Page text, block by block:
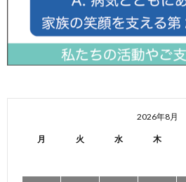
2026年8月
月 火 水 木